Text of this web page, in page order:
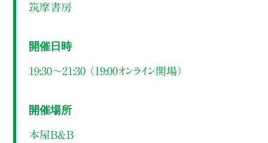
筑摩書房
開催日時
19:30～21:30 （19:00オンライン開場）
開催場所
本屋B&B